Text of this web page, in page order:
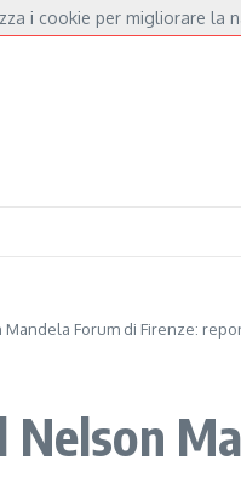
zero è un atto d’amore per De
Mandela Forum di Firenze:
Nelson
i cookie per migliorare la